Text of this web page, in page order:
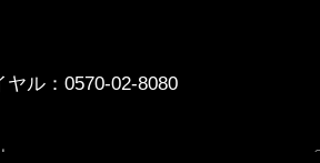
ル： 0570-02-8080